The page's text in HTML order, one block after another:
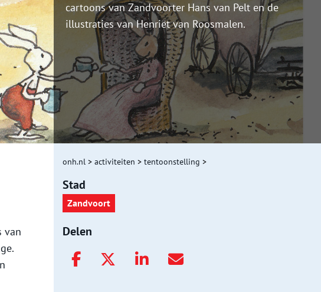
cartoons van Zandvoorter Hans van Pelt en de
illustraties van Henriët van Roosmalen.
van
onh.nl > activiteiten > tentoonstelling >
Stad
Zandvoort
Delen